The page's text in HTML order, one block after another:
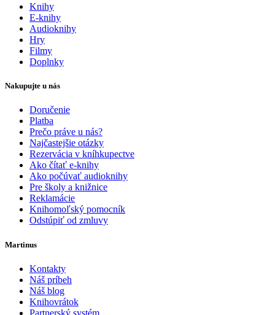
Knihy
E-knihy
Audioknihy
Hry
Filmy
Doplnky
Nakupujte u nás
Doručenie
Platba
Prečo práve u nás?
Najčastejšie otázky
Rezervácia v kníhkupectve
Ako čítať e-knihy
Ako počúvať audioknihy
Pre školy a knižnice
Reklamácie
Knihomoľský pomocník
Odstúpiť od zmluvy
Martinus
Kontakty
Náš príbeh
Náš blog
Knihovrátok
Partnerský systém